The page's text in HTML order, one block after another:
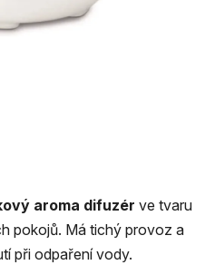
aroma difuzér ve tvaru
pokojů. Má tichý provoz a
při odpaření vody.